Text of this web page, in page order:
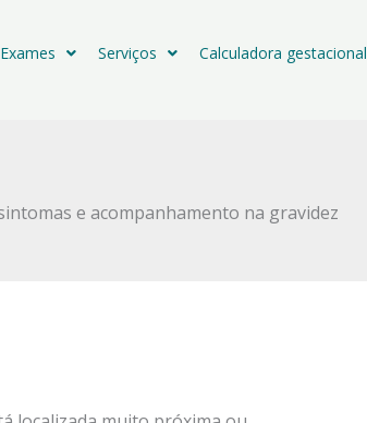
Exames Serviços Calculadora gestacional
e acompanhamento na gravidez